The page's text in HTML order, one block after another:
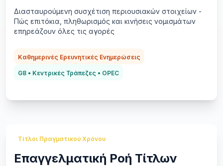
Διασταυρούμενη συσχέτιση περιουσιακών στοιχείων -
Πώς επιτόκια, πληθωρισμός και κινήσεις νομισμάτων
επηρεάζουν όλες τις αγορές
Καθημερινές Ερευνητικές Ενημερώσεις
G8 • Κεντρικές Τράπεζες • OPEC
Τίτλοι Πραγματικού Χρόνου
Επαγγελματική Ροή Τίτλων